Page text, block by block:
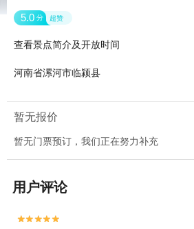
5.0 分 超赞
查看景点简介及开放时间
河南省漯河市临颍县
暂无报价
暂无门票预订，我们正在努力补充
用户评论

